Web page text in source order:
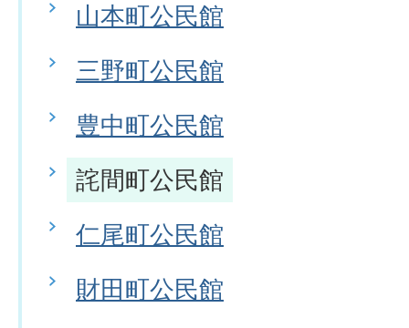
山本町公民館
三野町公民館
豊中町公民館
詫間町公民館
仁尾町公民館
財田町公民館